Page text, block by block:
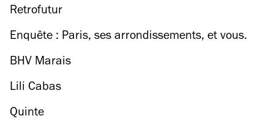
Show !
Retrofutur
Enquête : Paris, ses arrondissements, et vous.
BHV Marais
Lili Cabas
Quinte